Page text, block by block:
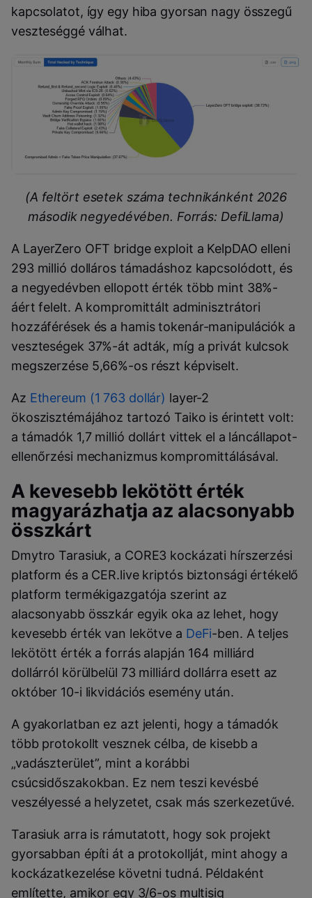
kapcsolatot, így egy hiba gyorsan nagy összegű
veszteséggé válhat.
(A feltört esetek száma technikánként 2026
második negyedévében. Forrás: DefiLlama)
A LayerZero OFT bridge exploit a KelpDAO elleni
293 millió dolláros támadáshoz kapcsolódott, és
a negyedévben ellopott érték több mint 38%-
áért felelt. A kompromittált adminisztrátori
hozzáférések és a hamis tokenár-manipulációk a
veszteségek 37%-át adták, míg a privát kulcsok
megszerzése 5,66%-os részt képviselt.
Az Ethereum (1 763 dollár) layer-2
ökoszisztémájához tartozó Taiko is érintett volt:
a támadók 1,7 millió dollárt vittek el a láncállapot-
ellenőrzési mechanizmus kompromittálásával.
A kevesebb lekötött érték
magyarázhatja az alacsonyabb
összkárt
Dmytro Tarasiuk, a CORE3 kockázati hírszerzési
platform és a CER.live kriptós biztonsági értékelő
platform termékigazgatója szerint az
alacsonyabb összkár egyik oka az lehet, hogy
kevesebb érték van lekötve a DeFi-ben. A teljes
lekötött érték a forrás alapján 164 milliárd
dollárról körülbelül 73 milliárd dollárra esett az
október 10-i likvidációs esemény után.
A gyakorlatban ez azt jelenti, hogy a támadók
több protokollt vesznek célba, de kisebb a
„vadászterület”, mint a korábbi
csúcsidőszakokban. Ez nem teszi kevésbé
veszélyessé a helyzetet, csak más szerkezetűvé.
Tarasiuk arra is rámutatott, hogy sok projekt
gyorsabban építi át a protokollját, mint ahogy a
kockázatkezelése követni tudná. Példaként
említette, amikor egy 3/6-os multisig